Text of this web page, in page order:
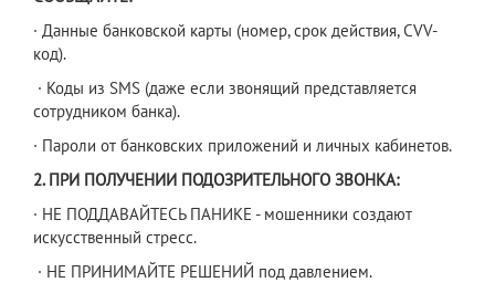
· Данные банковской карты (номер, срок действия, CVV-
код).
· Коды из SMS (даже если звонящий представляется
сотрудником банка).
· Пароли от банковских приложений и личных кабинетов.
2. ПРИ ПОЛУЧЕНИИ ПОДОЗРИТЕЛЬНОГО ЗВОНКА:
· НЕ ПОДДАВАЙТЕСЬ ПАНИКЕ - мошенники создают
искусственный стресс.
· НЕ ПРИНИМАЙТЕ РЕШЕНИЙ под давлением.